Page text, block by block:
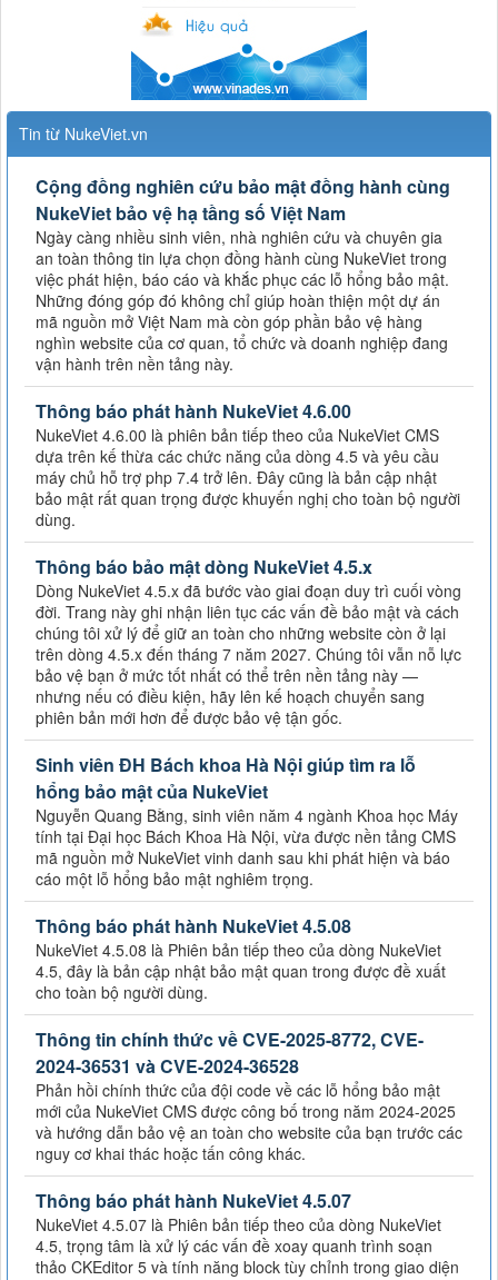
Tin từ NukeViet.vn
Cộng đồng nghiên cứu bảo mật đồng hành cùng
NukeViet bảo vệ hạ tầng số Việt Nam
Ngày càng nhiều sinh viên, nhà nghiên cứu và chuyên gia
an toàn thông tin lựa chọn đồng hành cùng NukeViet trong
việc phát hiện, báo cáo và khắc phục các lỗ hổng bảo mật.
Những đóng góp đó không chỉ giúp hoàn thiện một dự án
mã nguồn mở Việt Nam mà còn góp phần bảo vệ hàng
nghìn website của cơ quan, tổ chức và doanh nghiệp đang
vận hành trên nền tảng này.
Thông báo phát hành NukeViet 4.6.00
NukeViet 4.6.00 là phiên bản tiếp theo của NukeViet CMS
dựa trên kế thừa các chức năng của dòng 4.5 và yêu cầu
máy chủ hỗ trợ php 7.4 trở lên. Đây cũng là bản cập nhật
bảo mật rất quan trọng được khuyến nghị cho toàn bộ người
dùng.
Thông báo bảo mật dòng NukeViet 4.5.x
Dòng NukeViet 4.5.x đã bước vào giai đoạn duy trì cuối vòng
đời. Trang này ghi nhận liên tục các vấn đề bảo mật và cách
chúng tôi xử lý để giữ an toàn cho những website còn ở lại
trên dòng 4.5.x đến tháng 7 năm 2027. Chúng tôi vẫn nỗ lực
bảo vệ bạn ở mức tốt nhất có thể trên nền tảng này —
nhưng nếu có điều kiện, hãy lên kế hoạch chuyển sang
phiên bản mới hơn để được bảo vệ tận gốc.
Sinh viên ĐH Bách khoa Hà Nội giúp tìm ra lỗ
hổng bảo mật của NukeViet
Nguyễn Quang Bằng, sinh viên năm 4 ngành Khoa học Máy
tính tại Đại học Bách Khoa Hà Nội, vừa được nền tảng CMS
mã nguồn mở NukeViet vinh danh sau khi phát hiện và báo
cáo một lỗ hổng bảo mật nghiêm trọng.
Thông báo phát hành NukeViet 4.5.08
NukeViet 4.5.08 là Phiên bản tiếp theo của dòng NukeViet
4.5, đây là bản cập nhật bảo mật quan trong được đề xuất
cho toàn bộ người dùng.
Thông tin chính thức về CVE-2025-8772, CVE-
2024-36531 và CVE-2024-36528
Phản hồi chính thức của đội code về các lỗ hổng bảo mật
mới của NukeViet CMS được công bố trong năm 2024-2025
và hướng dẫn bảo vệ an toàn cho website của bạn trước các
nguy cơ khai thác hoặc tấn công khác.
Thông báo phát hành NukeViet 4.5.07
NukeViet 4.5.07 là Phiên bản tiếp theo của dòng NukeViet
4.5, trọng tâm là xử lý các vấn đề xoay quanh trình soạn
thảo CKEditor 5 và tính năng block tùy chỉnh trong giao diện